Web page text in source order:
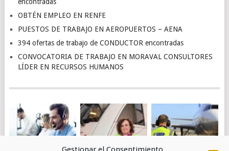
OBTÉN EMPLEO EN RENFE
PUESTOS DE TRABAJO EN AEROPUERTOS – AENA
394 ofertas de trabajo de CONDUCTOR encontradas
CONVOCATORIA DE TRABAJO EN MORAVAL CONSULTORES
LÍDER EN RECURSOS HUMANOS